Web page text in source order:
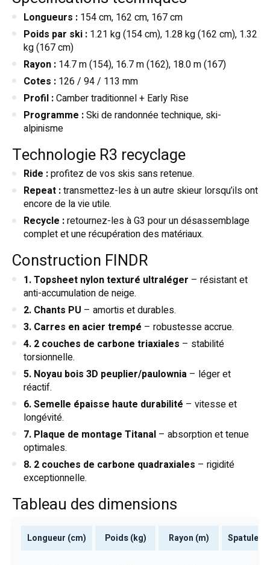
Longueurs : 154 cm, 162 cm, 167 cm
Poids par ski : 1.21 kg (154 cm), 1.28 kg (162 cm), 1.32
kg (167 cm)
Rayon : 14.7 m (154), 16.7 m (162), 18.0 m (167)
Cotes : 126 / 94 / 113 mm
Profil :Camber traditionnel + Early Rise
Programme :Ski de randonnée technique, ski-
alpinisme
Technologie R3 recyclage
Ride :profitez de vos skis sans retenue.
Repeat :transmettez-les à un autre skieur lorsqu’ils ont
encore de la vie utile.
Recycle :retournez-les à G3 pour un désassemblage
complet et une récupération des matériaux.
Construction FINDR
1. Topsheet nylon texturé ultraléger – résistant et
anti-accumulation de neige.
2. Chants PU – amortis et durables.
3. Carres en acier trempé – robustesse accrue.
4. 2 couches de carbone triaxiales – stabilité
torsionnelle.
5. Noyau bois 3D peuplier/paulownia – léger et
réactif.
6. Semelle épaisse haute durabilité – vitesse et
longévité.
7. Plaque de montage Titanal – absorption et tenue
optimales.
8. 2 couches de carbone quadraxiales – rigidité
exceptionnelle.
Tableau des dimensions
Longueur (cm) Poids (kg) Rayon (m) Spatule